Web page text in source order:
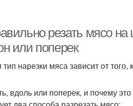
резать мясо
или поперек
нарезки мяса зависит от
вдоль или поперек, и почему